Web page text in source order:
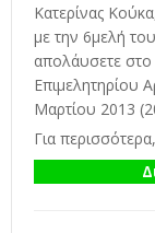
Κατερίνας
με την 6μελή
απολάυσετε στο
Επιμελητηρίου
Μαρτίου 2013
Για